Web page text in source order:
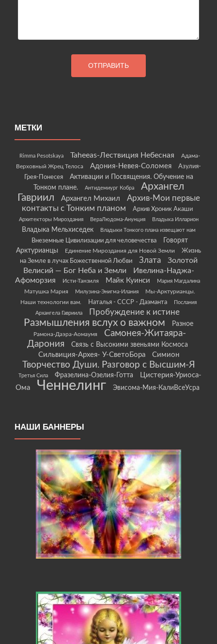
МЕТКИ
Rimma Pesotskaya Taheeas-Лествиция Небесная
Адама-
Верховный Жрец Телоса
Адония-Невея-Соломея
Азулия-
Грея-Понесея
Активации и Посвящения. Обучение на
Тонком плане.
Антидемиург Кобра
Архангел
Гавриил
Архангел Михаил
Архив-Мои первые
контакты с Тонким планом
Архив Хроник Акаши
Архитекторы Мироздания ВераЛюдома-Анунция Владыка Илларион
Владыка Мельхиседек Владыки Тонкого плана извещают нам
Внеземные Цивилизации для человечества
Говорят
Арктурианцы
Единение Мироздания для Новой Земли
Жизнь
на Земле в лучах Божественной Любви
Злата
Золотой
Велисий — Бог Неба и Земли
Ивелина-Наджа-
Афоморзия
Исти-Танзиля Майк Куинси Мария Магдалина
Матушка Мария Милузина-Энигма-Илания
Мы-Арктурианцы.
Наши технологии вам.
Наталья - СССР - Даэманта
Послания
Архангела Гавриила
Пробуждение к истине
Размышления вслух о важном Разное
Рамона-Даэра-Аомаумя
Самонея-Житаяра-
Дарония
Связь с Высокими звеньями Космоса
Сильвиция-Архея- У-СветоБора Симион
Творчество Души. Разговор с Высшим-Я
Третья Сила Фразелина-Озелия-Готта
Цистерия-Уриоса-
Ома
Ченнелинг Эвисома-Мия-КалиВсеУсра
НАШИ БАННЕРЫ